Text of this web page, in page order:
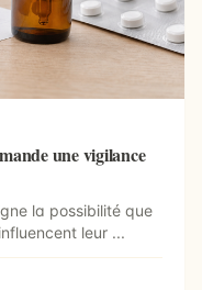
une vigilance
la possibilité que
leur ...